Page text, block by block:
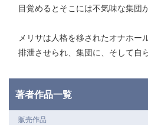
目覚めるとそこには不気味な集団
メリサは人格を移されたオナホー
排泄させられ、集団に、そして自
著者作品一覧
販売作品